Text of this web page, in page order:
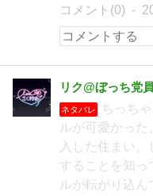
コメント(0)
リク@ぼっち党員
ネタバレ
ちっち
ルが可愛かった
入した住まい
することを知っ
ルが転がり込ん